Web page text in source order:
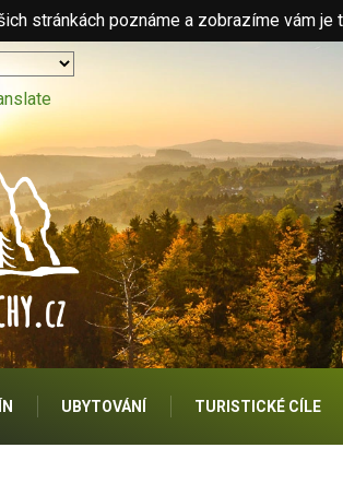
stránkách poznáme a zobrazíme vám
UBYTOVÁNÍ TURISTICKÉ CÍLE